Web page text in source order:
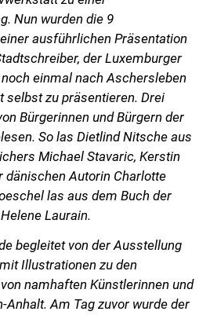
Nun wurden die 9
ausführlichen Präsentation
der Luxemburger
einmal nach Aschersleben
selbst zu präsentieren. Drei
Bürgerinnen und Bürgern der
So las Dietlind Nitsche aus
Michael Stavaric, Kerstin
dänischen Autorin Charlotte
las aus dem Buch der
Laurain.
begleitet von der Ausstellung
Illustrationen zu den
namhaften Künstlerinnen und
Anhalt. Am Tag zuvor wurde der